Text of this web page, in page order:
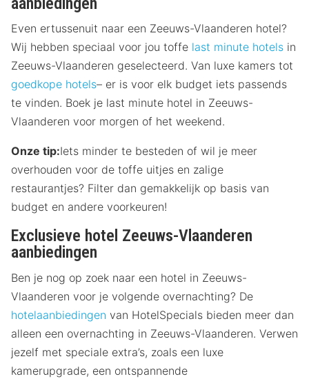
Even ertussenuit naar een Zeeuws-Vlaanderen hotel?
Wij hebben speciaal voor jou toffe last minute hotels in
Zeeuws-Vlaanderen geselecteerd. Van luxe kamers tot
goedkope hotels– er is voor elk budget iets passends
te vinden. Boek je last minute hotel in Zeeuws-
Vlaanderen voor morgen of het weekend.
Onze tip:Iets minder te besteden of wil je meer
overhouden voor de toffe uitjes en zalige
restaurantjes? Filter dan gemakkelijk op basis van
budget en andere voorkeuren!
Exclusieve hotel Zeeuws-Vlaanderen
aanbiedingen
Ben je nog op zoek naar een hotel in Zeeuws-
Vlaanderen voor je volgende overnachting? De
hotelaanbiedingen van HotelSpecials bieden meer dan
alleen een overnachting in Zeeuws-Vlaanderen. Verwen
jezelf met speciale extra’s, zoals een luxe
kamerupgrade, een ontspannende